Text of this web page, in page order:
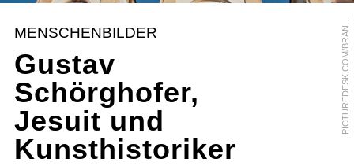
P
N
R
MENSCHENBILDER
Gustav
Schörghofer,
Jesuit und
Kunsthistoriker